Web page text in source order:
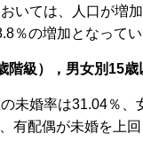
いては、人口が増加
％の増加となってい
級），男女別15歳
未婚率は31.04％、
有配偶が未婚を上